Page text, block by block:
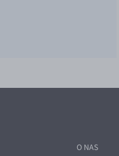
O NAS